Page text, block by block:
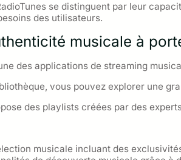
se distinguent par leur
des utilisateurs.
musicale à
des applications de streaming
vous pouvez explorer une
des playlists créées par des
musicale incluant des